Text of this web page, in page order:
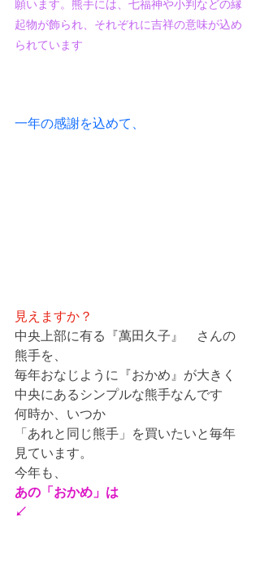
願います。熊手には、七福神や小判などの縁
起物が飾られ、それぞれに吉祥の意味が込め
られています
一年の感謝を込めて、
見えますか？
中央上部に有る『萬田久子』　さんの
熊手を、
毎年おなじように『おかめ』が大きく
中央にあるシンプルな熊手なんです
何時か、いつか
「あれと同じ熊手」を買いたいと毎年
見ています。
今年も、
あの「おかめ」は
↙